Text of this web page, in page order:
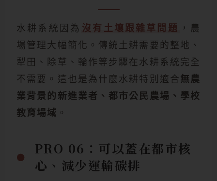
水耕系統因為 沒有土壤跟雜草問題
，農
場管理大幅簡化。傳統土耕需要的整地、
犁田、除草、輪作等步驟在水耕系統完全
不需要。這也是為什麼水耕特別適合無農
業背景的新進業者、都市公民農場、學校
教育場域 。
PRO 06：可以蓋在都市核
心、減少運輸碳排